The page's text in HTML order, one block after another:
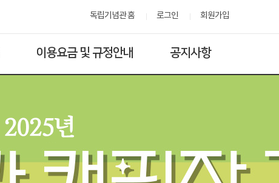
독립기념관 홈 로그인 회원가입
이용요금 및 규정안내 공지사항